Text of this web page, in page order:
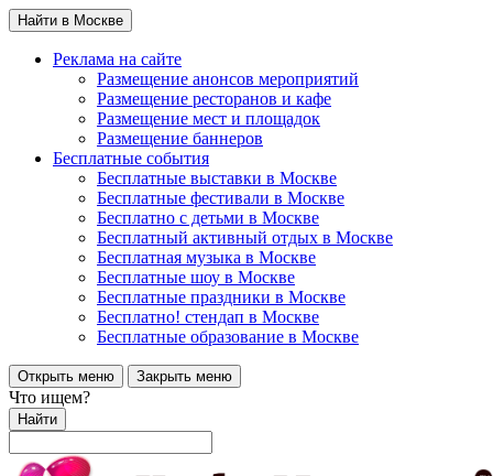
Найти в Москве
Реклама на сайте
Размещение анонсов мероприятий
Размещение ресторанов и кафе
Размещение мест и площадок
Размещение баннеров
Бесплатные события
Бесплатные выставки в Москве
Бесплатные фестивали в Москве
Бесплатно с детьми в Москве
Бесплатный активный отдых в Москве
Бесплатная музыка в Москве
Бесплатные шоу в Москве
Бесплатные праздники в Москве
Бесплатно! стендап в Москве
Бесплатные образование в Москве
Открыть меню Закрыть меню
Что ищем?
Найти